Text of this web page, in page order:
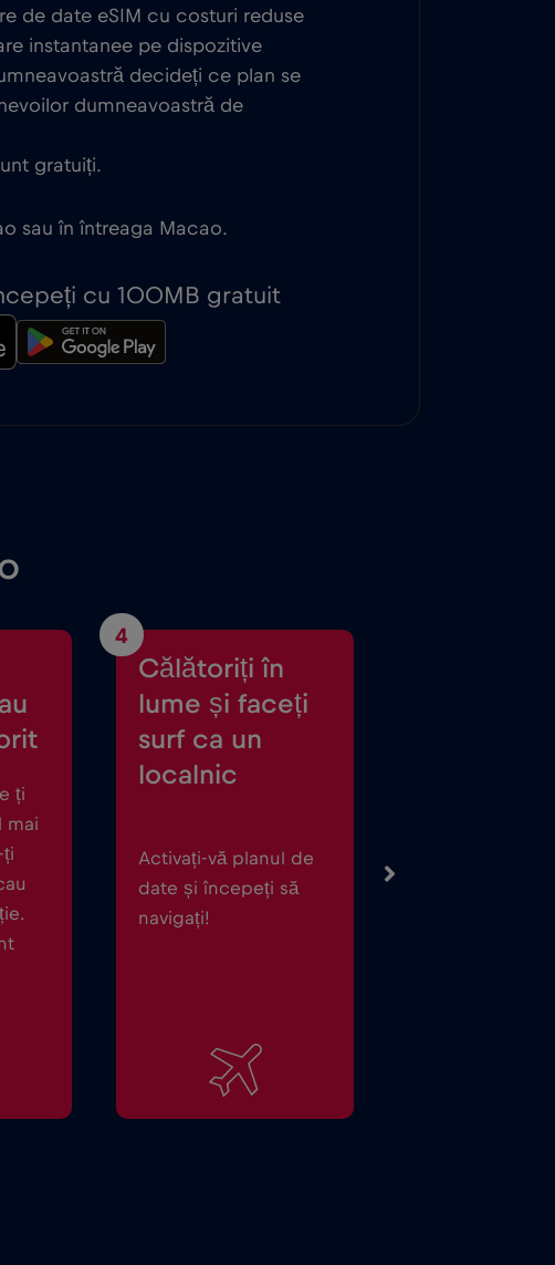
de date eSIM cu costuri reduse
instantanee pe dispozitive
decideți ce plan se
dumneavoastră de
gratuiți.
sau în întreaga Macao.
cu 100MB gratuit
ți
mai
ți
4
Călătoriți în
lume și faceți
surf ca un
localnic
Activați-vă planul de
date și începeți să
navigați!